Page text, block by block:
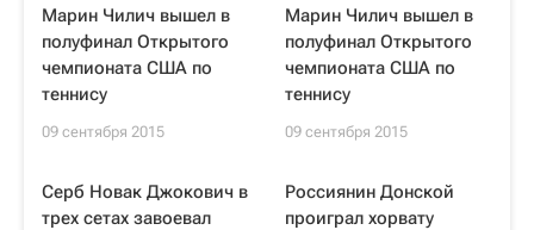
Марин Чилич вышел в
полуфинал Открытого
чемпионата США по
теннису
09 сентября 2015
Марин Чилич вышел в
полуфинал Открытого
чемпионата США по
теннису
09 сентября 2015
Серб Новак Джокович в
трех сетах завоевал
Россиянин Донской
проиграл хорвату